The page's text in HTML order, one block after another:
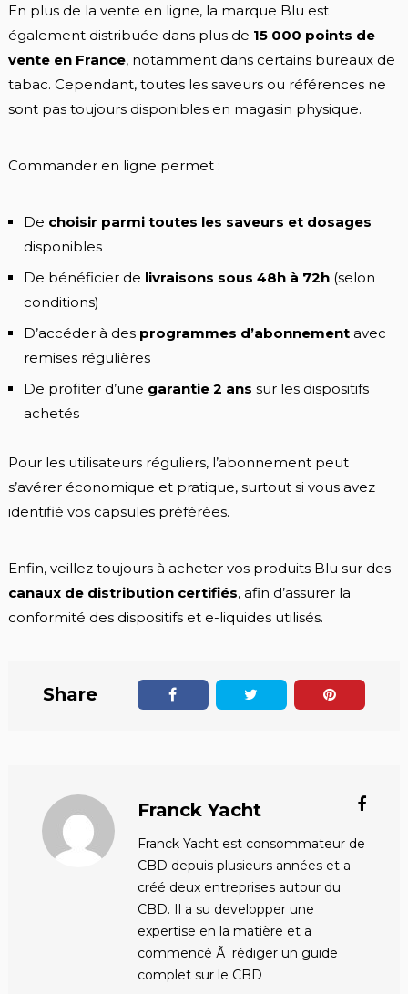
En plus de la vente en ligne, la marque Blu est
également distribuée dans plus de 15 000 points de
vente en France, notamment dans certains bureaux de
tabac. Cependant, toutes les saveurs ou références ne
sont pas toujours disponibles en magasin physique.
Commander en ligne permet :
De choisir parmi toutes les saveurs et dosages
disponibles
De bénéficier de livraisons sous 48h à 72h(selon
conditions)
D’accéder à des programmes d’abonnementavec
remises régulières
De profiter d’une garantie 2 ans sur les dispositifs
achetés
Pour les utilisateurs réguliers, l’abonnement peut
s’avérer économique et pratique, surtout si vous avez
identifié vos capsules préférées.
Enfin, veillez toujours à acheter vos produits Blu sur des
canaux de distribution certifiés, afin d’assurer la
conformité des dispositifs et e-liquides utilisés.
Share
Franck Yacht
Franck Yacht est consommateur de
CBD depuis plusieurs années et a
créé deux entreprises autour du
CBD. Il a su developper une
expertise en la matière et a
commencé Ã rédiger un guide
complet sur le CBD